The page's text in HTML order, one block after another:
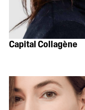
Capital Collagène